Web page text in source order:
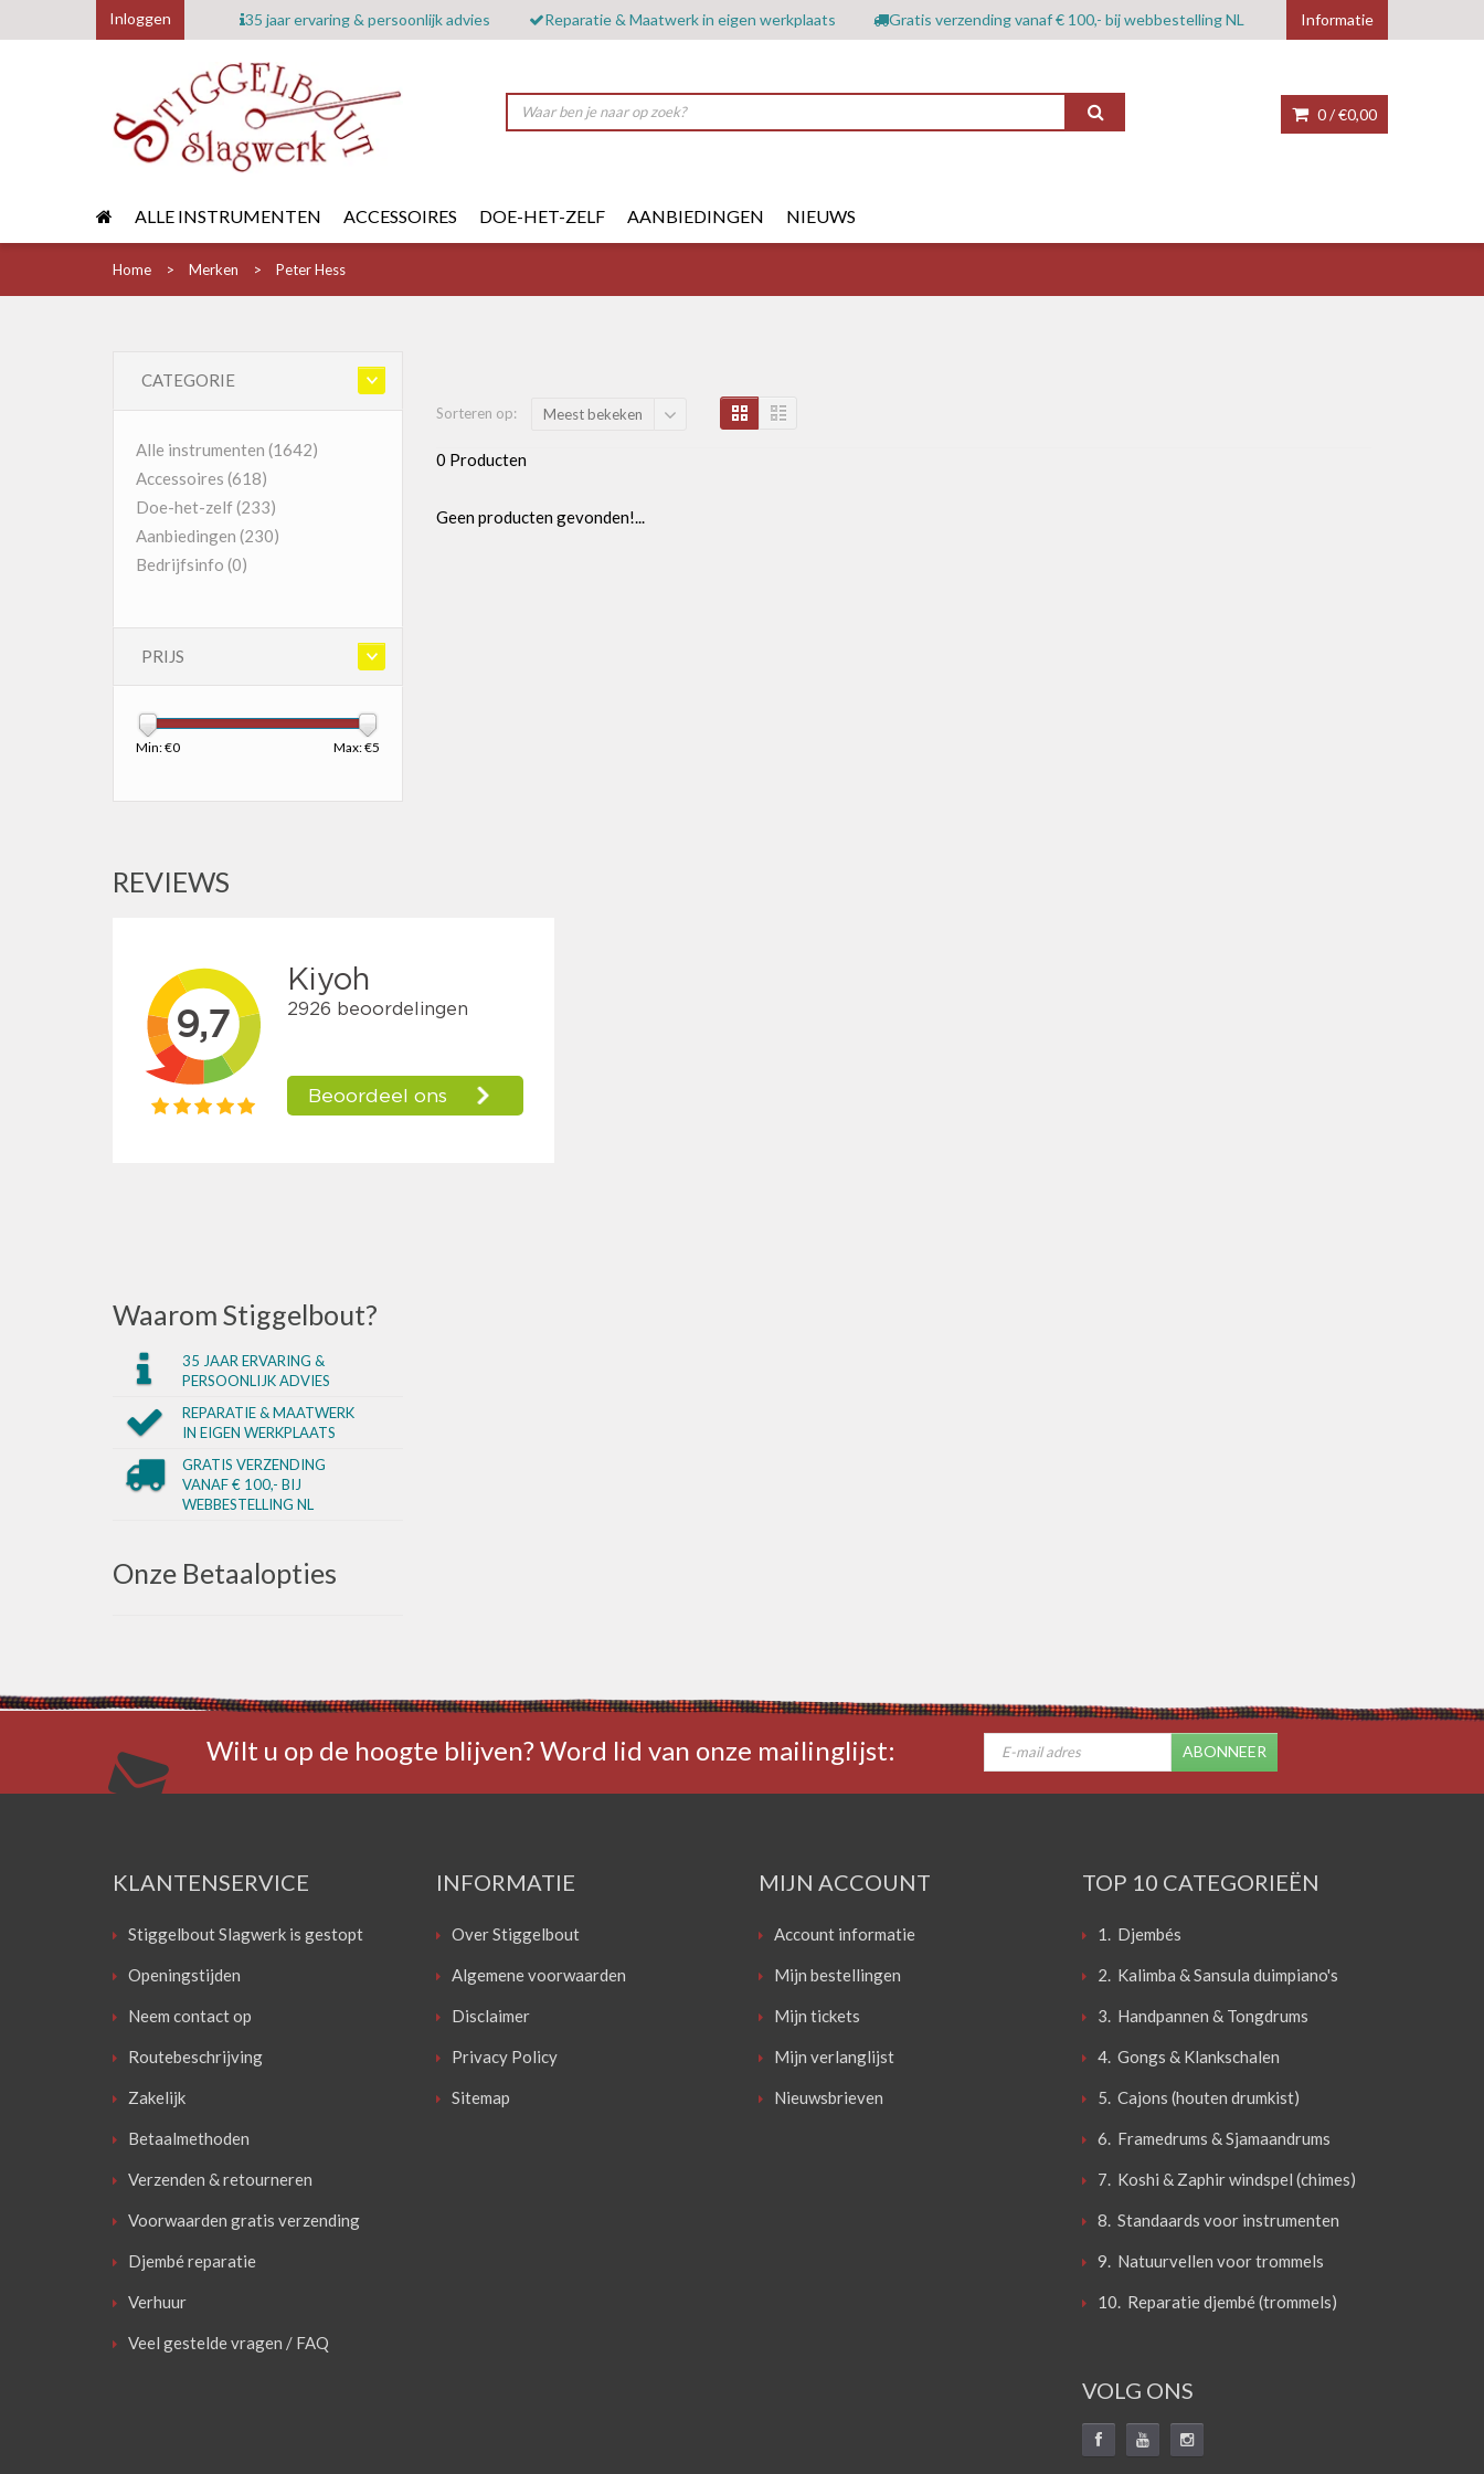
Inloggen 35 jaar ervaring & persoonlijk advies Reparatie & Maatwerk in eigen werkplaats Gratis verzending vanaf € 100,- bij webbestelling NL Informatie
0 /€0,00
ALLE INSTRUMENTEN ACCESSOIRES DOE-HET-ZELF AANBIEDINGEN NIEUWS
Home Merken Peter Hess
CATEGORIE
Alle instrumenten (1642)
Accessoires (618)
Doe-het-zelf(233)
Aanbiedingen (230)
Bedrijfsinfo (0)
PRIJS
Min: €0 Max: €5
REVIEWS
Waarom Stiggelbout?
35 JAAR ERVARING &
PERSOONLIJK ADVIES
REPARATIE & MAATWERK
IN EIGEN WERKPLAATS
GRATIS VERZENDING
VANAF € 100,- BIJ
WEBBESTELLING NL
Onze Betaalopties
Sorteren op: Meest bekeken
0 Producten
Geen producten gevonden!...
Wilt u op de hoogte blijven? Word lid van onze mailinglijst: ABONNEER
KLANTENSERVICE
Stiggelbout Slagwerk is gestopt
Openingstijden
Neem contact op
Routebeschrijving
Zakelijk
Betaalmethoden
Verzenden & retourneren
Voorwaarden gratis verzending
Djembé reparatie
Verhuur
Veel gestelde vragen / FAQ
INFORMATIE
Over Stiggelbout
Algemene voorwaarden
Disclaimer
Privacy Policy
Sitemap
MIJN ACCOUNT
Account informatie
Mijn bestellingen
Mijn tickets
Mijn verlanglijst
Nieuwsbrieven
TOP 10 CATEGORIEËN
1. Djembés
2. Kalimba & Sansula duimpiano's
3. Handpannen & Tongdrums
4. Gongs & Klankschalen
5. Cajons (houten drumkist)
6. Framedrums & Sjamaandrums
7. Koshi & Zaphir windspel (chimes)
8. Standaards voor instrumenten
9. Natuurvellen voor trommels
10. Reparatie djembé (trommels)
VOLG ONS